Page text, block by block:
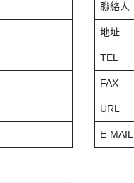
聯絡人
地址
TEL
FAX
URL
E-MAIL